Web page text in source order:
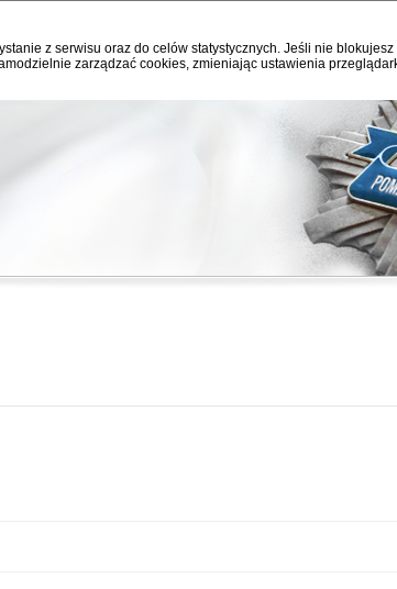
z serwisu oraz do celów statystycznych. Jeśli nie
zarządzać cookies, zmieniając ustawienia